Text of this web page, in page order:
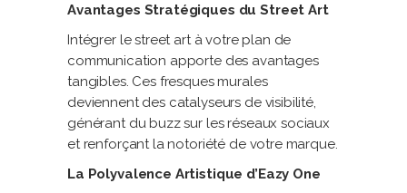
Avantages Stratégiques du Street Art
Intégrer le street art à votre plan de
communication apporte des avantages
tangibles. Ces fresques murales
deviennent des catalyseurs de visibilité,
générant du buzz sur les réseaux sociaux
et renforçant la notoriété de votre marque.
La Polyvalence Artistique d’Eazy One